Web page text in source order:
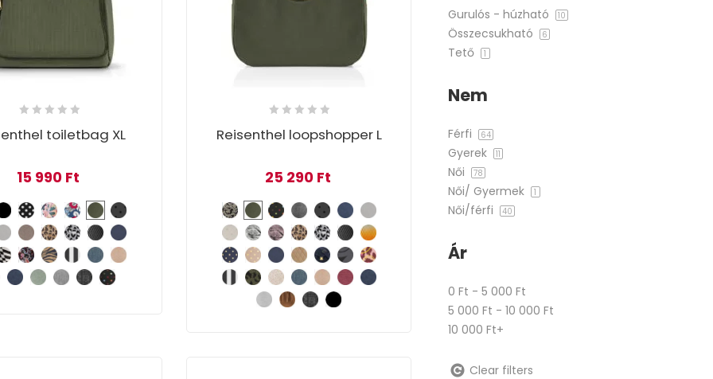
toiletbag XL
15 990 Ft
Reisenthel loopshopper L
25 290 Ft
Gurulós - húzható 10
Összecsukható 6
Tető 1
Nem
Férfi 64
Gyerek 11
Női 78
Női/ Gyermek 1
Női/férfi 40
Ár
0 Ft - 5 000 Ft
5 000 Ft - 10 000 Ft
10 000 Ft+
Clear filters